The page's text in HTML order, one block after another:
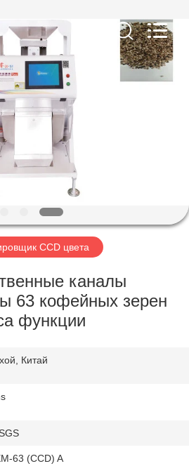
CCD цвета
каналы
63 кофейных зерен
функции
Китай
63 (CCD) A